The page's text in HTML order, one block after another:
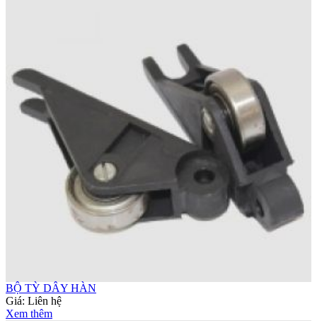
BỘ TỲ DÂY HÀN
Giá: Liên hệ
Xem thêm